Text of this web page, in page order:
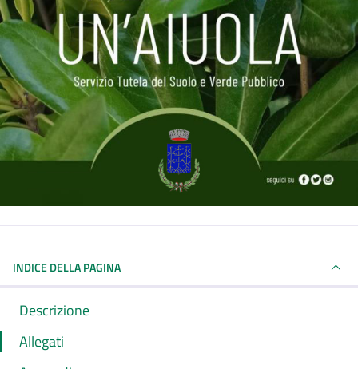
INDICE DELLA PAGINA
Descrizione
Allegati